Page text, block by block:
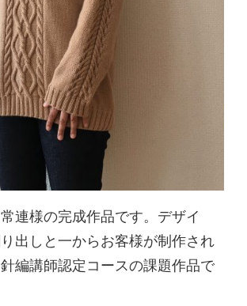
連様の完成作品です。デザイ
出しと一からお客様が制作され
編講師認定コースの課題作品で